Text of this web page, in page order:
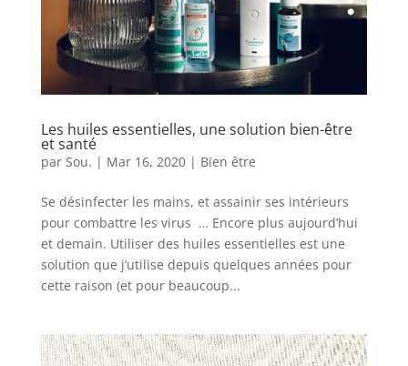
Les huiles essentielles, une solution bien-être
et santé
par Sou. | Mar 16, 2020| Bien être
Se désinfecter les mains, et assainir ses intérieurs
pour combattre les virus … Encore plus aujourd’hui
et demain. Utiliser des huiles essentielles est une
solution que j’utilise depuis quelques années pour
cette raison (et pour beaucoup...